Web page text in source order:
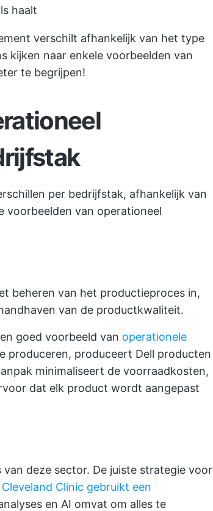
haalt
verschilt afhankelijk van het type
kijken naar enkele voorbeelden van
te begrijpen!
per bedrijfstak, afhankelijk van
voorbeelden van operationeel
beheren van het productieproces in,
van de productkwaliteit.
goed voorbeeld van operationele
produceren, produceert Dell producten
minimaliseert de voorraadkosten,
dat elk product wordt aangepast
deze sector. De juiste strategie voor
Cleveland Clinic gebruikt een
en AI omvat om alles te